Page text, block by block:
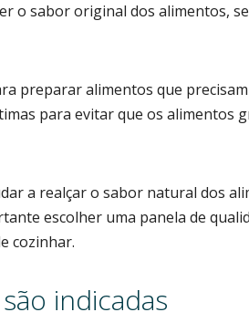
o sabor original dos alimentos,
preparar alimentos que
para evitar que os alimentos
a realçar o sabor natural dos
escolher uma panela de
cozinhar.
indicadas